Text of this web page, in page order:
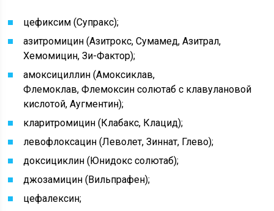
цефиксим (Супракс);
азитромицин (Азитрокс, Сумамед, Азитрал,
Хемомицин, Зи-Фактор);
амоксициллин (Амоксиклав,
Флемоклав, Флемоксин солютаб с клавулановой
кислотой, Аугментин);
кларитромицин (Клабакс, Клацид);
левофлоксацин (Леволет, Зиннат, Глево);
доксициклин (Юнидокс солютаб);
джозамицин (Вильпрафен);
цефалексин;